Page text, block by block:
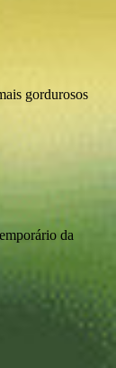
gordurosos
da